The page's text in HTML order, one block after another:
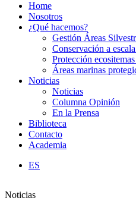
Home
Nosotros
¿Qué hacemos?
Gestión Áreas
Conservación a
Protección
Áreas marinas
Noticias
Noticias
Columna Opinión
En la Prensa
Biblioteca
Contacto
Academia
ES
Noticias